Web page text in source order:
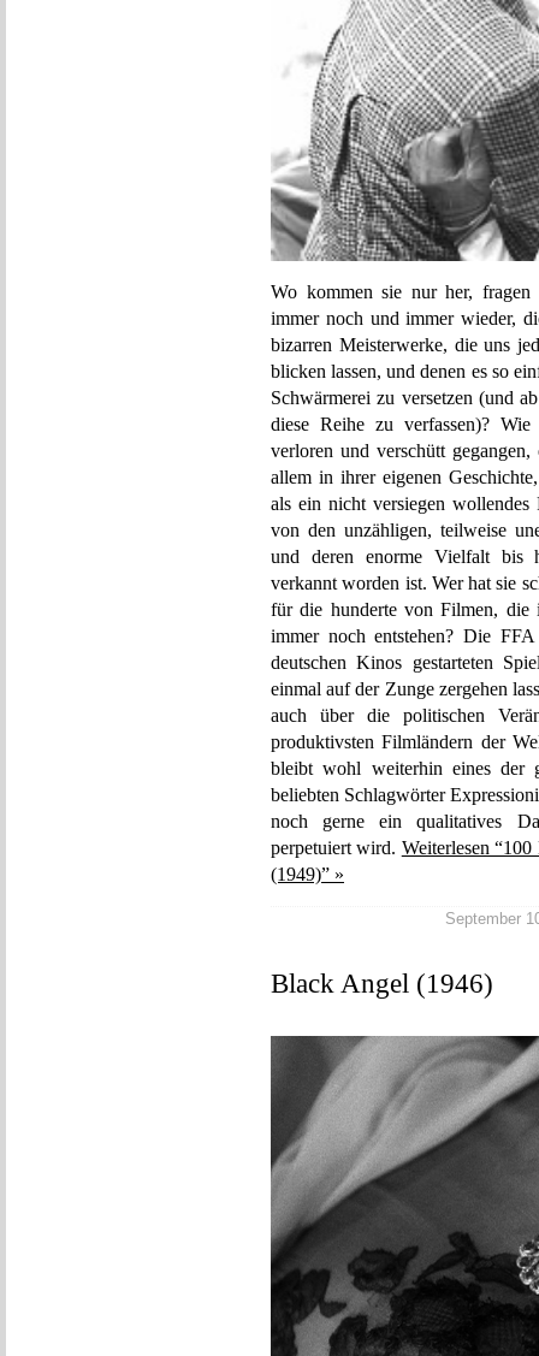
Wo kommen sie nur her, fragen
immer noch und immer wieder,
bizarren Meisterwerke, die uns
blicken lassen, und denen es so
Schwärmerei zu versetzen (und
diese Reihe zu verfassen)?
verloren und verschütt
allem in ihrer eigenen
als ein nicht versiegen wollendes
von den unzähligen, teilweise
und deren enorme Vielfalt bis
verkannt worden ist. Wer hat sie
für die hunderte von Filmen, die
immer noch entstehen? Die
deutschen Kinos gestarteten
einmal auf der Zunge zergehen
auch über die politischen
produktivsten Filmländern der
bleibt wohl weiterhin eines der
beliebten Schlagwörter
noch gerne ein qualitatives
perpetuiert wird. Weiterlesen
(1949)” »
September
Black Angel (1946)